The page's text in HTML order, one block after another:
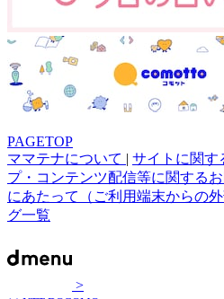
PAGETOP
ママテナについて | サイトに関す
プ・コンテンツ配信等に関する
にあたって（ご利用端末からの
グ一覧
>